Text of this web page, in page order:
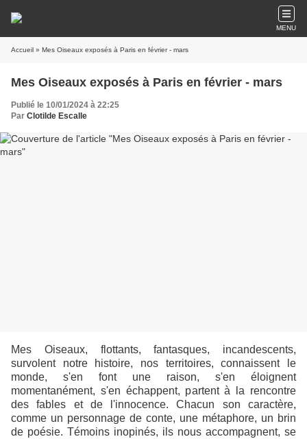
MENU
Accueil » Mes Oiseaux exposés à Paris en février - mars
Mes Oiseaux exposés à Paris en février - mars
Publié le 10/01/2024 à 22:25
Par Clotilde Escalle
Mes Oiseaux, flottants, fantasques, incandescents,
survolent notre histoire, nos territoires, connaissent le
monde, s'en font une raison, s'en éloignent
momentanément, s'en échappent, partent à la rencontre
des fables et de l'innocence. Chacun son caractère,
comme un personnage de conte, une métaphore, un brin
de poésie. Témoins inopinés, ils nous accompagnent, se